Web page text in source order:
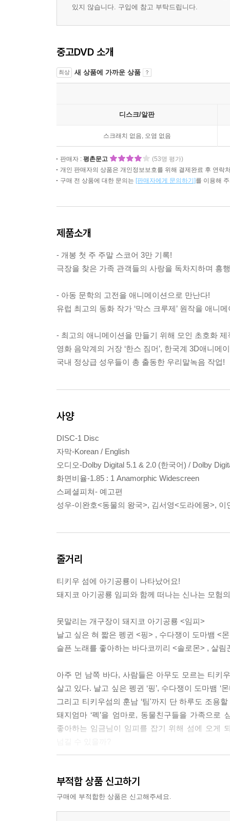
있지 않습니다. 구입에 참고 부탁드립니다.
중고DVD 소개
최상 새 상품에 가까운 상품
디스크/알판
스크래치 없음, 오염 없음
판매자 : 평촌문고
(53명 평가)
개인 판매자의 상품은 개인정보보호를 위해 결제완료 후 연락
구매 전 상품에 대한 문의는 [판매자에게 문의하기]를 이용해
제품소개
- 개봉 첫 주 주말 스코어 3만 기록!
극장을 찾은 가족 관객들의 사랑을 독차지하며 흥
- 아동 문학의 고전을 애니메이션으로 만난다!
유럽 최고의 동화 작가 ‘막스 크루제’ 원작을 애니
- 최고의 애니메이션을 만들기 위해 모인 초호화 제
영화 음악계의 거장 ‘한스 짐머’, 한국계 3D애니메이
국내 정상급 성우들이 총 출동한 우리말녹음 작업!
사양
DISC-1 Disc
자막-Korean / English
오디오-Dolby Digital 5.1 & 2.0 (한국어) / Dolby
화면비율-1.85 : 1 Anamorphic Widescreen
스페셜피쳐- 예고편
성우-이완호<동물의 왕국>, 김서영<도라에몽>, 이
줄거리
티키우 섬에 아기공룡이 나타났어요!
돼지코 아기공룡 임피와 함께 떠나는 신나는 모험
못말리는 개구장이 돼지코 아기공룡 <임피>
날고 싶은 혀 짧은 펭귄 <핑> , 수다쟁이 도마뱀 <
슬픈 노래를 좋아하는 바다코끼리 <솔로몬> , 살
아주 먼 남쪽 바다, 사람들은 아무도 모르는 티키
살고 있다. 날고 싶은 펭귄 ‘핑’, 수다쟁이 도마뱀 ‘
그리고 티키우섬의 훈남 ‘팀'까지 단 하루도 조용
돼지엄마 ‘펙’을 엄마로, 동물친구들을 가족으
좋아하는 임금님이 임피를 잡기 위해 섬에 오게
[Staff]
원작자 _ 막스 크루제 : 1921년 11월 19일 독일
부적합 상품 신고하기
구매에 부적합한 상품은 신고해주세요.